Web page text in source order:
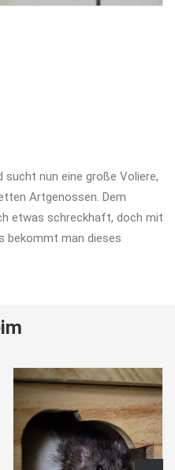
sucht nun eine große Voliere,
Artgenossen. Dem
etwas schreckhaft, doch mit
bekommt man dieses